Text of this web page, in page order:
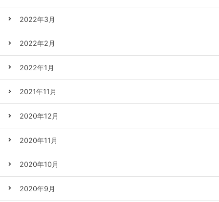
2022年3月
2022年2月
2022年1月
2021年11月
2020年12月
2020年11月
2020年10月
2020年9月